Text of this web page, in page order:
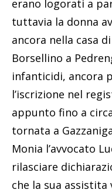
erano logorati a
tuttavia la donna
ancora nella casa
Borsellino a
infanticidi, ancora
l’iscrizione nel
appunto fino a
tornata a
Monia l’avvocato
rilasciare
che la sua